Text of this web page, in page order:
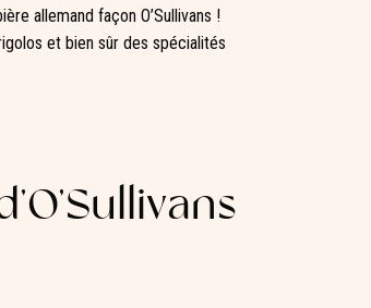
allemand façon O’Sullivans !
et bien sûr des spécialités